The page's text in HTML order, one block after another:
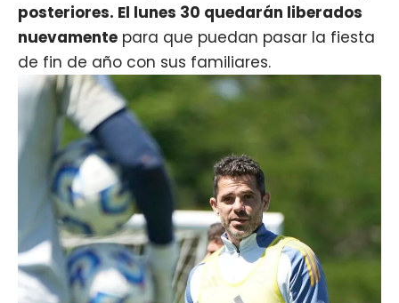
posteriores. El lunes 30 quedarán liberados
nuevamente para que puedan pasar la fiesta
de fin de año con sus familiares.